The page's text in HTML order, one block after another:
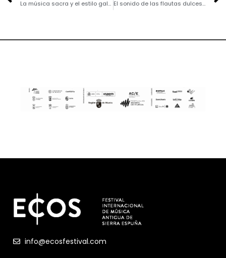
La música sacra y el estilo galante sumergen a Librilla en emociones de otra época El sonido de las flautas dulces conquista Mula
info@ecosfestival.com